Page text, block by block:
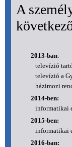
A
2013-ban:
televízió
televízió a
házimozi
2014-ben:
informatikai
2015-ben:
informatikai
2016-ban: